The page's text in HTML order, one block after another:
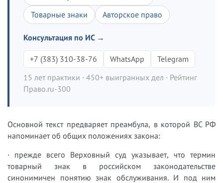
Товарные знаки
Авторское право
Консультация по ИС →
+7 (383) 310-38-76 WhatsApp
Telegram
15 лет практики · 450+ выигранных дел · Рейтинг
Право.ru-300
Основной текст предваряет преамбула, в которой ВС РФ
напоминает об общих положениях закона:
· прежде всего Верховный суд указывает, что термин
товарный знак в российском законодательстве
синонимичен понятию знак обслуживания. И под ним